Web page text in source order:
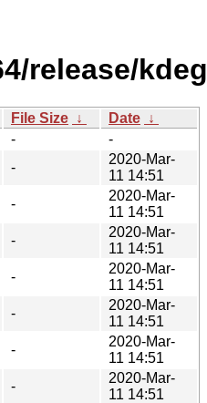
release/
File Size ↓ Date ↓
-
-
-
2020-Mar-
11 14:51
-
2020-Mar-
11 14:51
-
2020-Mar-
11 14:51
-
2020-Mar-
11 14:51
-
2020-Mar-
11 14:51
-
2020-Mar-
11 14:51
-
2020-Mar-
11 14:51